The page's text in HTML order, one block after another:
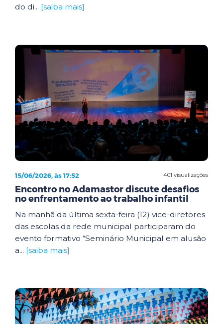
do di... [saiba mais]
401 visualizações
15/06/2026, às 17:52
Encontro no Adamastor discute desafios
no enfrentamento ao trabalho infantil
Na manhã da última sexta-feira (12) vice-diretores
das escolas da rede municipal participaram do
evento formativo “Seminário Municipal em alusão
a... [saiba mais]